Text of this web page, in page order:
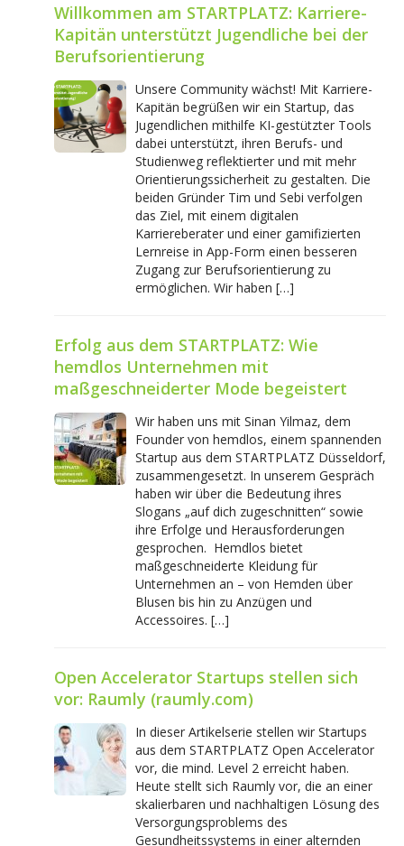
Willkommen am STARTPLATZ: Karriere-
Kapitän unterstützt Jugendliche bei der
Berufsorientierung
Unsere Community wächst! Mit Karriere-
Kapitän begrüßen wir ein Startup, das
Jugendlichen mithilfe KI-gestützter Tools
dabei unterstützt, ihren Berufs- und
Studienweg reflektierter und mit mehr
Orientierungssicherheit zu gestalten. Die
beiden Gründer Tim und Sebi verfolgen
das Ziel, mit einem digitalen
Karriereberater und einer gamifizierten
Lernreise in App-Form einen besseren
Zugang zur Berufsorientierung zu
ermöglichen. Wir haben […]
Erfolg aus dem STARTPLATZ: Wie
hemdlos Unternehmen mit
maßgeschneiderter Mode begeistert
Wir haben uns mit Sinan Yilmaz, dem
Founder von hemdlos, einem spannenden
Startup aus dem STARTPLATZ Düsseldorf,
zusammengesetzt. In unserem Gespräch
haben wir über die Bedeutung ihres
Slogans „auf dich zugeschnitten“ sowie
ihre Erfolge und Herausforderungen
gesprochen. Hemdlos bietet
maßgeschneiderte Kleidung für
Unternehmen an – von Hemden über
Blusen bis hin zu Anzügen und
Accessoires. […]
Open Accelerator Startups stellen sich
vor: Raumly (raumly.com)
In dieser Artikelserie stellen wir Startups
aus dem STARTPLATZ Open Accelerator
vor, die mind. Level 2 erreicht haben.
Heute stellt sich Raumly vor, die an einer
skalierbaren und nachhaltigen Lösung des
Versorgungsproblems des
Gesundheitssystems in einer alternden